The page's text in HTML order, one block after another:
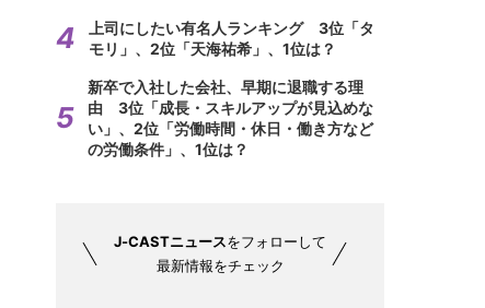
上司にしたい有名人ランキング 3位「タ
モリ」、2位「天海祐希」、1位は？
新卒で入社した会社、早期に退職する理
由 3位「成長・スキルアップが見込めな
い」、2位「労働時間・休日・働き方など
の労働条件」、1位は？
J-CASTニュースをフォローして
最新情報をチェック